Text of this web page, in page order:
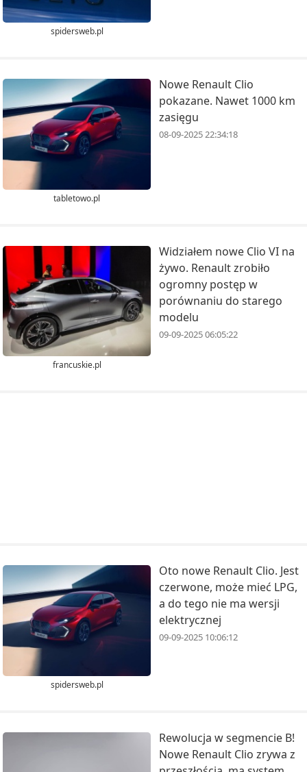
spidersweb.pl
tabletowo.pl
Nowe Renault Clio
pokazane. Nawet 1000 km
zasięgu
08-09-2025 22:34:18
francuskie.pl
Widziałem nowe Clio VI na
żywo. Renault zrobiło
ogromny postęp w
porównaniu do starego
modelu
09-09-2025 06:05:22
spidersweb.pl
Oto nowe Renault Clio. Jest
czerwone, może mieć LPG,
a do tego nie ma wersji
elektrycznej
09-09-2025 10:06:12
Rewolucja w segmencie B!
Nowe Renault Clio zrywa z